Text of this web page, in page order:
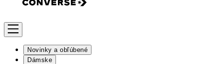
Novinky a obľúbené
Dámske